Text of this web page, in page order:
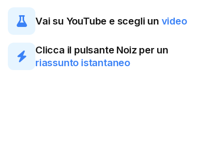
 Vai su YouTube e scegli un video

Clicca il pulsante Noiz per un
riassunto istantaneo